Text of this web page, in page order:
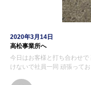
2020年3月14日
高松事業所へ
今日はお客様と打ち合わせ
けないで社員一同 頑張って